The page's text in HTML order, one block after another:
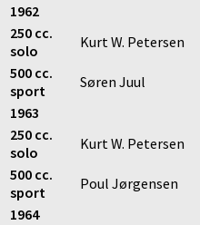
1962
250 cc.
solo
Kurt W. Petersen
500 cc.
sport
Søren Juul
1963
250 cc.
solo
Kurt W. Petersen
500 cc.
sport
Poul Jørgensen
1964